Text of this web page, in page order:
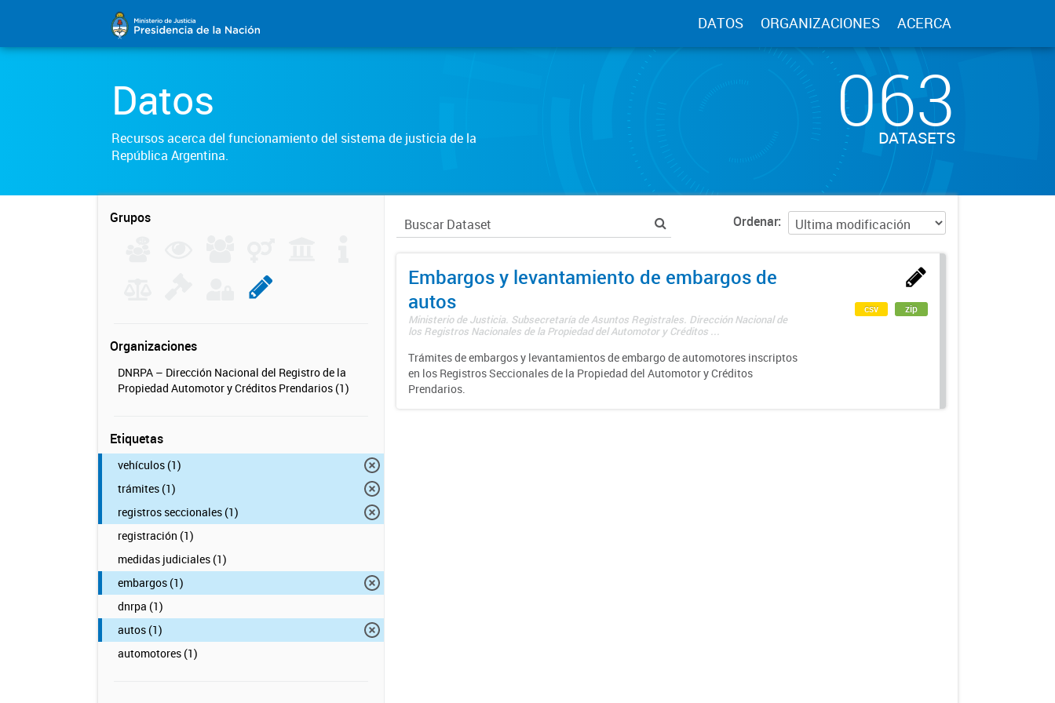
DATOS ORGANIZACIONES ACERCA
Datos
Recursos acerca del funcionamiento del sistema de justicia de la
República Argentina.
063
DATASETS
Grupos
Organizaciones
DNRPA – Dirección Nacional del Registro de la
Propiedad Automotor y Créditos Prendarios (1)
Etiquetas
vehículos (1)
trámites (1)
registros seccionales (1)
registración (1)
medidas judiciales (1)
embargos (1)
dnrpa (1)
autos (1)
automotores (1)
Ordenar
Embargos y levantamiento de embargos de
autos
Ministerio de Justicia. Subsecretaría de Asuntos Registrales. Dirección Nacional de
los Registros Nacionales de la Propiedad del Automotor y Créditos ...
Trámites de embargos y levantamientos de embargo de automotores inscriptos
en los Registros Seccionales de la Propiedad del Automotor y Créditos
Prendarios.
csv zip